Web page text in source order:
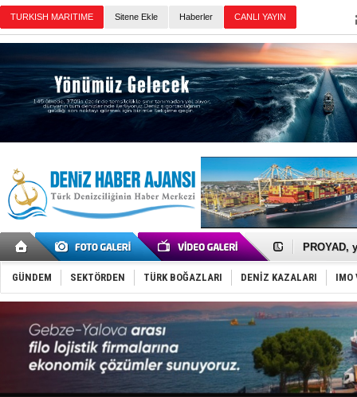
Sitene Ekle Haberler
İTU AUV,
PROYAD,
Türkiye-
Türk
Deniz
DÖDER,
Fairline,
Baltık
Runit
Limana
Türk
Hüseyin
GÜNDEM SEKTÖRDEN TÜRK BOĞAZLARI DENİZ KAZALARI IMO